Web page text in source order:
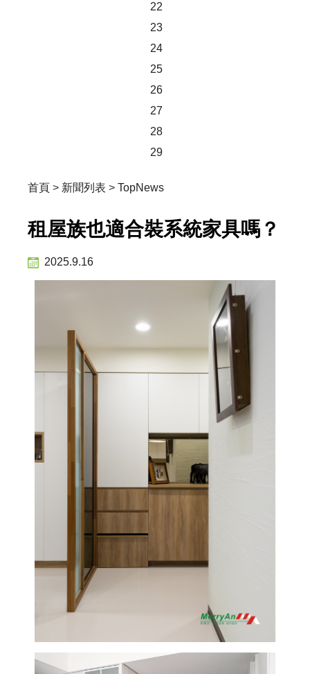
22
23
24
25
26
27
28
29
首頁 > 新聞列表 > TopNews
租屋族也適合裝系統家具嗎？
2025.9.16